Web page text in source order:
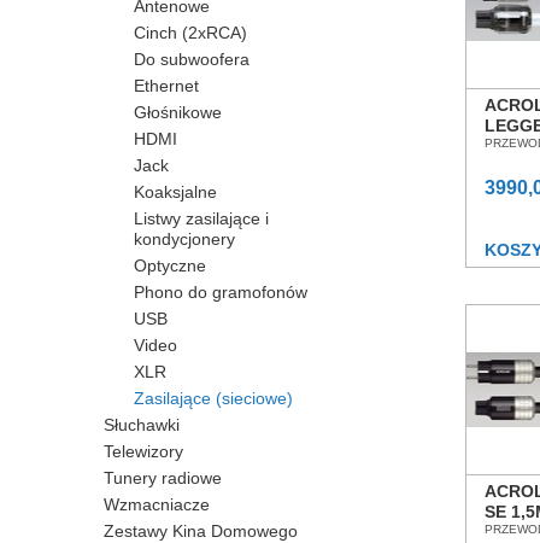
Antenowe
Cinch (2xRCA)
Do subwoofera
Ethernet
Głośnikowe
HDMI
Jack
Koaksjalne
Listwy zasilające i
kondycjonery
Optyczne
Phono do gramofonów
USB
Video
XLR
Zasilające (sieciowe)
Słuchawki
Telewizory
Tunery radiowe
Wzmacniacze
Zestawy Kina Domowego
SE